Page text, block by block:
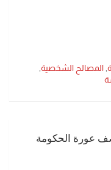
, المصالح الشخصية,
عورة الحكومة